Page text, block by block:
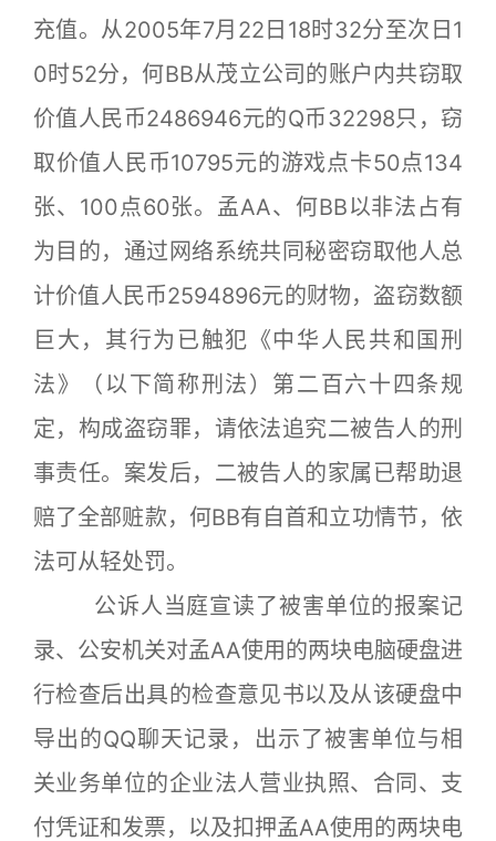
充值。从2005年7月22日18时32分至次日1
0时52分，何BB从茂立公司的账户内共窃取
价值人民币2486946元的Q币32298只，窃
取价值人民币10795元的游戏点卡50点134
张、100点60张。孟AA、何BB以非法占有
为目的，通过网络系统共同秘密窃取他人总
计价值人民币2594896元的财物，盗窃数额
巨大，其行为已触犯《中华人民共和国刑
法》（以下简称刑法）第二百六十四条规
定，构成盗窃罪，请依法追究二被告人的刑
事责任。案发后，二被告人的家属已帮助退
赔了全部赃款，何BB有自首和立功情节，依
法可从轻处罚。
公诉人当庭宣读了被害单位的报案记
录、公安机关对孟AA使用的两块电脑硬盘进
行检查后出具的检查意见书以及从该硬盘中
导出的QQ聊天记录，出示了被害单位与相
关业务单位的企业法人营业执照、合同、支
付凭证和发票，以及扣押孟AA使用的两块电